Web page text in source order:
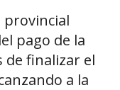
provincial
pago de la
de finalizar el
a la